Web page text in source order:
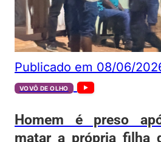
Publicado em 08/06/
VOVÔ DE OLHO
Homem é preso
matar a própria filha